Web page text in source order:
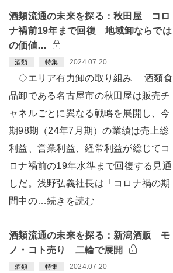
酒類流通の未来を探る：秋田屋 コロ
ナ禍前19年まで回復 地域卸ならでは
の価値…
酒類 特集 2024.07.20
◇エリア有力卸の取り組み 酒類食
品卸である名古屋市の秋田屋は販売チ
ャネルごとに異なる戦略を展開し、今
期98期（24年7月期）の業績は売上総
利益、営業利益、経常利益が総じてコ
ロナ禍前の19年水準まで回復する見通
しだ。浅野弘義社長は「コロナ禍の期
間中の…続きを読む
酒類流通の未来を探る：新潟酒販 モ
ノ・コト売り 二輪で展開
酒類 特集 2024.07.20